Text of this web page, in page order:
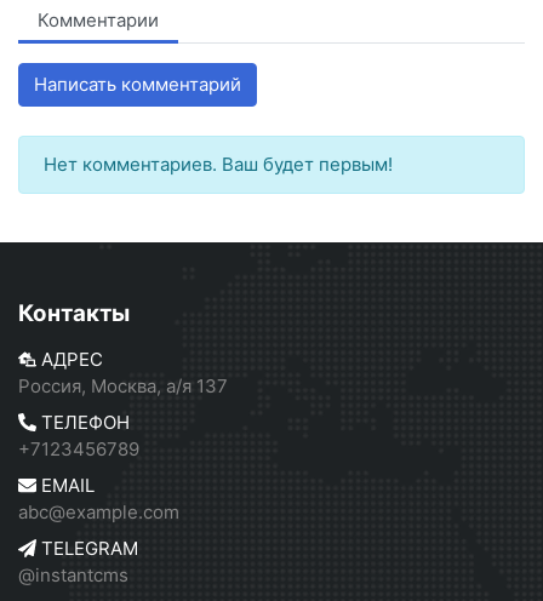
Комментарии
Написать комментарий
Нет комментариев. Ваш будет первым!
Контакты
АДРЕС
Россия, Москва, а/я 137
ТЕЛЕФОН
+7123456789
EMAIL
abc@example.com
TELEGRAM
@instantcms